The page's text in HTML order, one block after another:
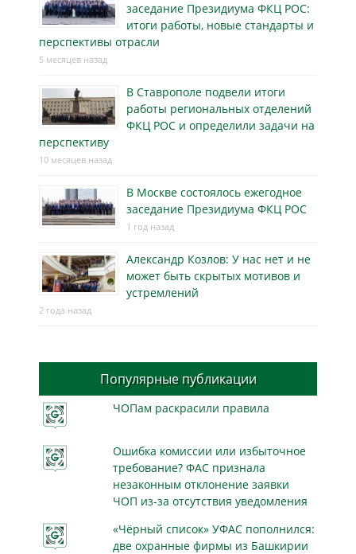
заседание Президиума ФКЦ РОС:
итоги работы, новые стандарты и
перспективы отрасли
5 месяцев назад
В Ставрополе подвели итоги
работы региональных отделений
ФКЦ РОС и определили задачи на
перспективу
10 месяцев назад
В Москве состоялось ежегодное
заседание Президиума ФКЦ РОС
1 год назад
Александр Козлов: У нас нет и не
может быть скрытых мотивов и
устремлений
2 года назад
Популярные публикации
ЧОПам раскрасили правила
Ошибка комиссии или избыточное
требование? ФАС признала
незаконным отклонение заявки
ЧОП из-за отсутствия уведомления
«Чёрный список» УФАС пополнился:
две охранные фирмы из Башкирии